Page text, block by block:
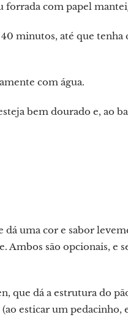
forrada com papel
minutos, até que tenha
com água.
bem dourado e, ao
dá uma cor e sabor
Ambos são opcionais, e
que dá a estrutura do
esticar um pedacinho,